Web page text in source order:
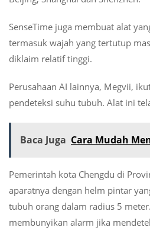
SenseTime juga membuat alat
termasuk wajah yang tertutup
diklaim relatif tinggi.
Perusahaan AI lainnya, Megvii,
pendeteksi suhu tubuh. Alat ini
Baca Juga Cara Mudah
Pemerintah kota Chengdu di
aparatnya dengan helm pintar
tubuh orang dalam radius 5
membunyikan alarm jika